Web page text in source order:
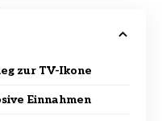
zur TV-Ikone
Einnahmen